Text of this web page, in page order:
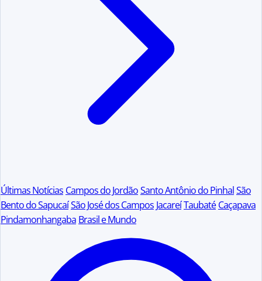
Últimas Notícias Campos do JordãoSanto Antônio do PinhalSão
Bento do SapucaíSão José dos Campos JacareíTaubaté Caçapava
Pindamonhangaba Brasil e Mundo